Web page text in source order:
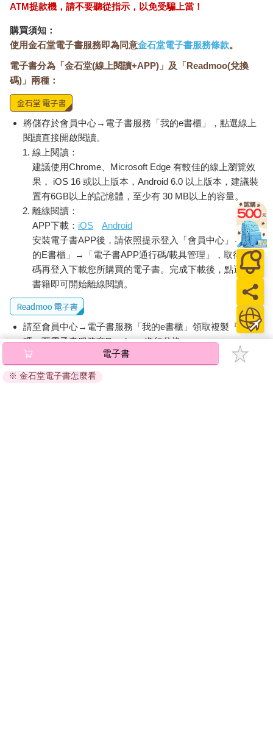
ATM提款機，請不要聽從指示，以免受騙上當！
購買須知：
使用金石堂電子書服務即為同意金石堂電子書服務條款。
電子書分為「金石堂(線上閱讀+APP)」及「Readmoo(兌換
碼)」兩種：
將儲存於會員中心→電子書服務「我的e書櫃」，點選線上
閱讀直接開啟閱讀。
線上閱讀：
建議使用Chrome、Microsoft Edge 有較佳的線上瀏覽效
果， iOS 16 或以上版本，Android 6.0 以上版本，建議裝
置有6GB以上的記憶體，至少有 30 MB以上的容量。
離線閱讀：
APP下載： iOS
Android
安裝電子書APP後，請依照提示登入「會員中心」→「我
的E書櫃」→「電子書APP通行碼/載具管理」，取得通行
碼再登入下載您所購買的電子書。完成下載後，點選任一
書籍即可開始離線閱讀。
請至會員中心→電子書服務「我的e書櫃」領取複製『兌換
碼』至電子書服務商Readmoo進行兌換。
退換貨須知：
因版權保護，您在金石堂所購買的電子書僅能以金石堂專屬
電子書
※ 金石堂電子書怎麼看